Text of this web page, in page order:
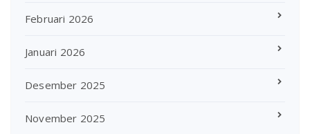
Februari 2026
Januari 2026
Desember 2025
November 2025